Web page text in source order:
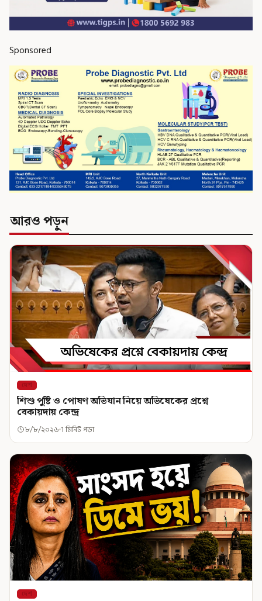
Sponsored
আরও পড়ুন
দেশ
শিশু পুষ্টি ও পোষণ অভিযান নিয়ে অভিষেকের প্রশ্নে
বেকায়দায় কেন্দ্র
৮/৮/২০২৬ 1 মিনিট পড়া
দেশ